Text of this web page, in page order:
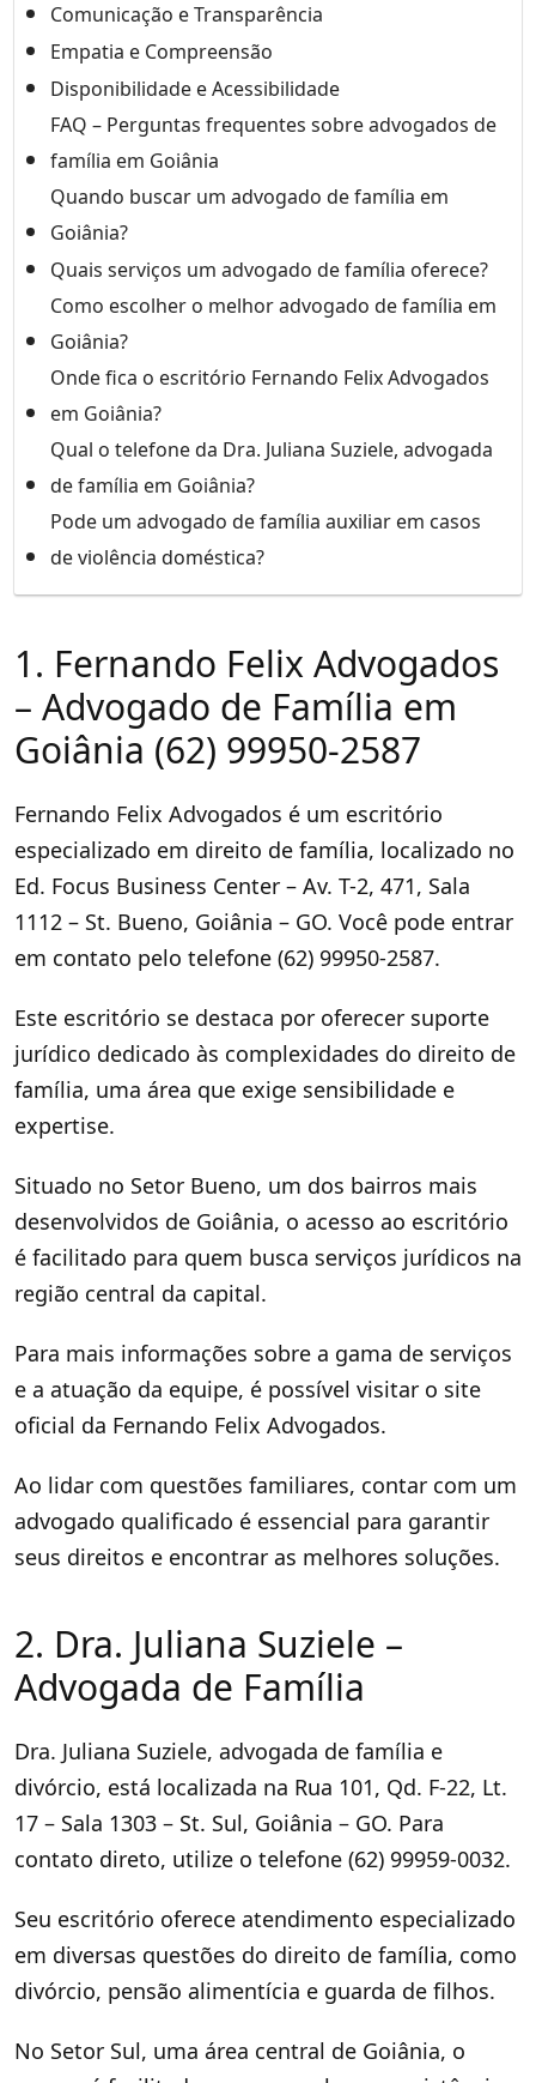
Comunicação e Transparência
Empatia e Compreensão
Disponibilidade e Acessibilidade
FAQ – Perguntas frequentes sobre advogados de
família em Goiânia
Quando buscar um advogado de família em
Goiânia?
Quais serviços um advogado de família oferece?
Como escolher o melhor advogado de família em
Goiânia?
Onde fica o escritório Fernando Felix Advogados
em Goiânia?
Qual o telefone da Dra. Juliana Suziele, advogada
de família em Goiânia?
Pode um advogado de família auxiliar em casos
de violência doméstica?
1. Fernando Felix Advogados
– Advogado de Família em
Goiânia (62) 99950-2587
Fernando Felix Advogados é um escritório
especializado em direito de família, localizado no
Ed. Focus Business Center – Av. T-2, 471, Sala
1112 – St. Bueno, Goiânia – GO. Você pode entrar
em contato pelo telefone (62) 99950-2587.
Este escritório se destaca por oferecer suporte
jurídico dedicado às complexidades do direito de
família, uma área que exige sensibilidade e
expertise.
Situado no Setor Bueno, um dos bairros mais
desenvolvidos de Goiânia, o acesso ao escritório
é facilitado para quem busca serviços jurídicos na
região central da capital.
Para mais informações sobre a gama de serviços
e a atuação da equipe, é possível visitar o site
oficial da Fernando Felix Advogados.
Ao lidar com questões familiares, contar com um
advogado qualificado é essencial para garantir
seus direitos e encontrar as melhores soluções.
2. Dra. Juliana Suziele –
Advogada de Família
Dra. Juliana Suziele, advogada de família e
divórcio, está localizada na Rua 101, Qd. F-22, Lt.
17 – Sala 1303 – St. Sul, Goiânia – GO. Para
contato direto, utilize o telefone (62) 99959-0032.
Seu escritório oferece atendimento especializado
em diversas questões do direito de família, como
divórcio, pensão alimentícia e guarda de filhos.
No Setor Sul, uma área central de Goiânia, o